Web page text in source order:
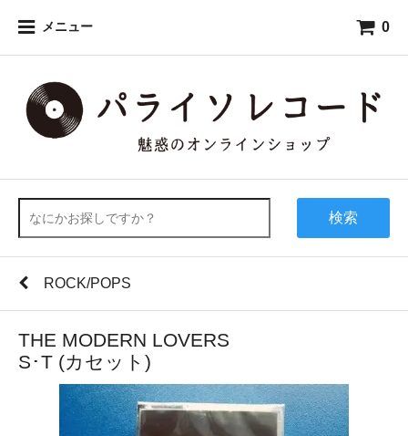
メニュー 0
検索
ROCK/POPS
THE MODERN LOVERS
S･T (カセット)